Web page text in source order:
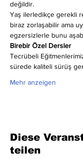
değildir.
Yaş ilerledikçe gerekli
biraz zorlaşabilir ama
egzersizlerle bunu
Birebir Özel Dersler
Tecrübeli
sürede kaliteli sürüş
Mehr anzeigen
Diese
teilen